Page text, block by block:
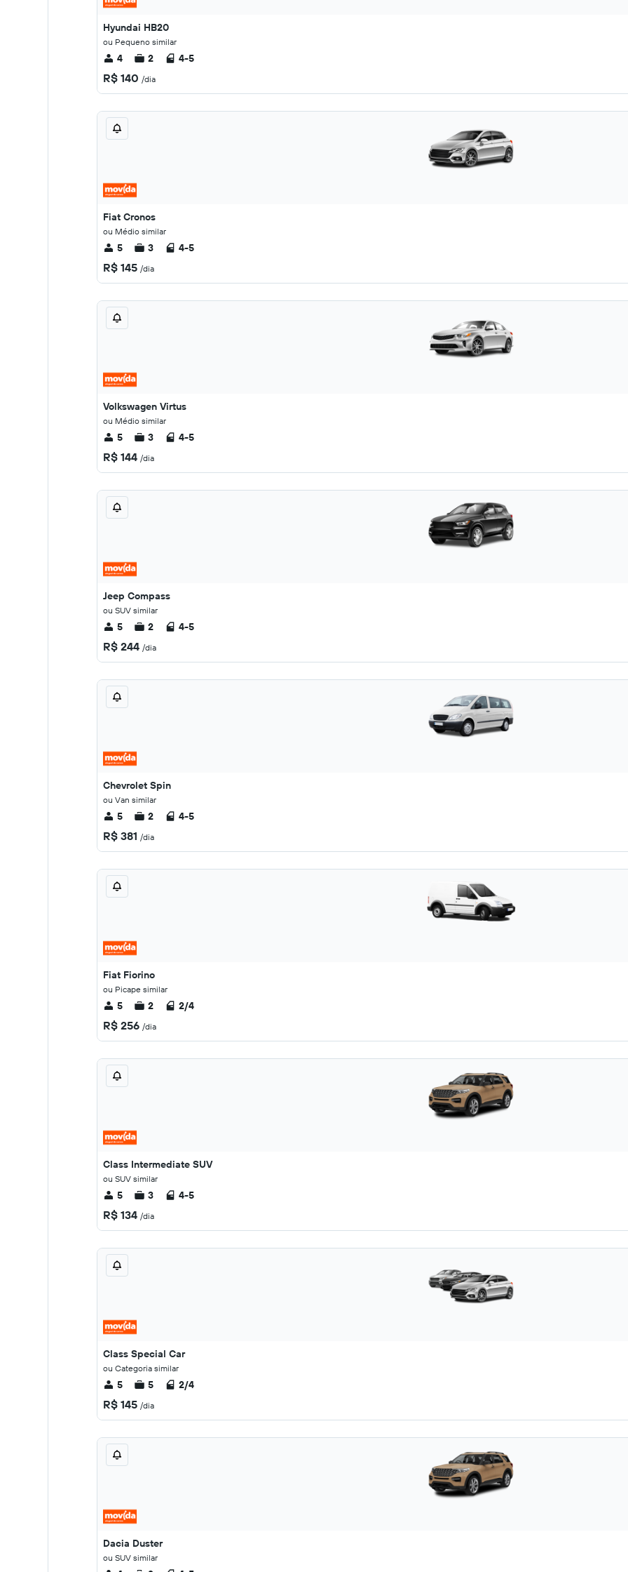
Hyundai HB20
ou Pequeno similar
4 2 4-5
R$ 140 /dia
Fiat Cronos
ou Médio similar
5 3 4-5
R$ 145 /dia
Volkswagen Virtus
ou Médio similar
5 3 4-5
R$ 144 /dia
Jeep Compass
ou SUV similar
5 2 4-5
R$ 244 /dia
Chevrolet Spin
ou Van similar
5 2 4-5
R$ 381 /dia
Fiat Fiorino
ou Picape similar
5 2 2/4
R$ 256 /dia
Class Intermediate SUV
ou SUV similar
5 3 4-5
R$ 134 /dia
Class Special Car
ou Categoria similar
5 5 2/4
R$ 145 /dia
Dacia Duster
ou SUV similar